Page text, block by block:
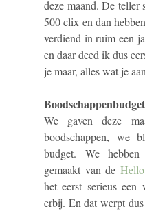
deze maand. De teller
500 clix en dan
verdiend in ruim een
en daar deed ik dus
je maar, alles wat je
We gaven deze
boodschappen, we
budget. We
gemaakt van de
het eerst serieus een
erbij. En dat werpt